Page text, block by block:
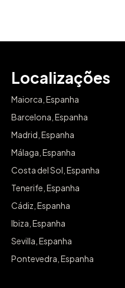
Localizações
Maiorca, Espanha
Barcelona, Espanha
Madrid, Espanha
Málaga, Espanha
Costa del Sol, Espanha
Tenerife, Espanha
Cádiz, Espanha
Ibiza, Espanha
Sevilla, Espanha
Pontevedra, Espanha